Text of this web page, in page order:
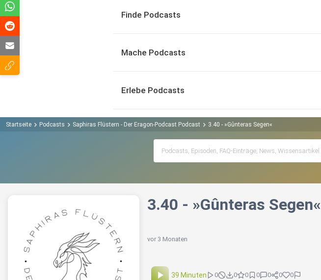
Finde Podcasts
Mache Podcasts
Erlebe Podcasts
Startseite Podcasts Saphiras Flüstern - Der Eragon-Podcast Podcast 3.40 - »Gûnteras Segen«
3.40 - »Gûnteras Segen«
vor 3 Monaten
39 Minuten 0 0 0 0 0 0 0